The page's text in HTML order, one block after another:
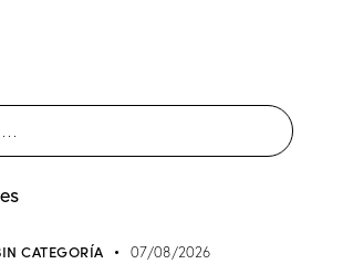
CATEGORÍA 07/08/2026